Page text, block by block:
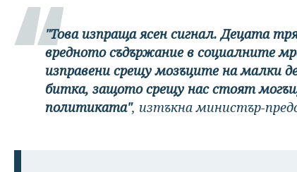
"Това изпраща ясен сигнал. Децата
вредното съдържание в социалните
изправени срещу мозъците на малки
битка, защото срещу нас стоят
политиката", изтъкна министър-